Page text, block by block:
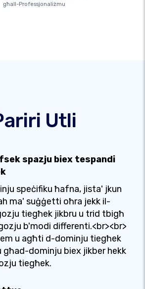
għall-Professjonaliżmu
Utli
spazju biex tespandi
speċifiku ħafna, jista' jkun
ma' suġġetti oħra jekk il-
tiegħek jikbru u trid tbigħ
b'modi differenti.<br><br>
u agħti d-dominju tiegħek
għad-dominju biex jikber hekk
tiegħek.